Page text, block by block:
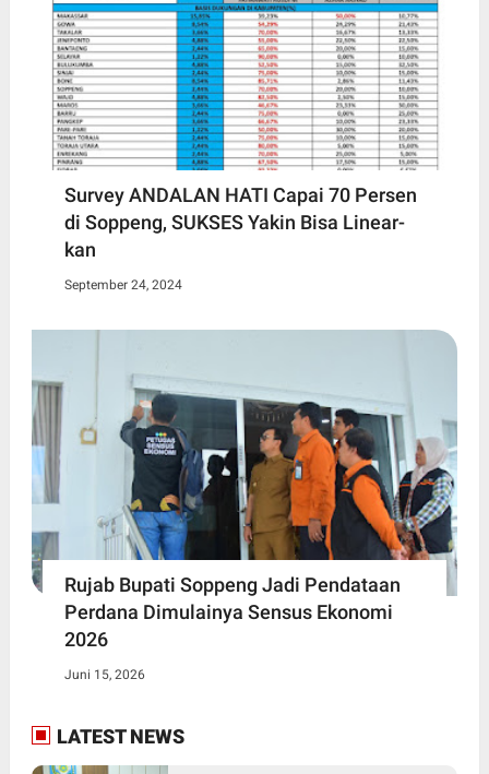
Survey ANDALAN HATI Capai 70 Persen
di Soppeng, SUKSES Yakin Bisa Linear-
kan
September 24, 2024
Rujab Bupati Soppeng Jadi Pendataan
Perdana Dimulainya Sensus Ekonomi
2026
Juni 15, 2026
LATEST NEWS